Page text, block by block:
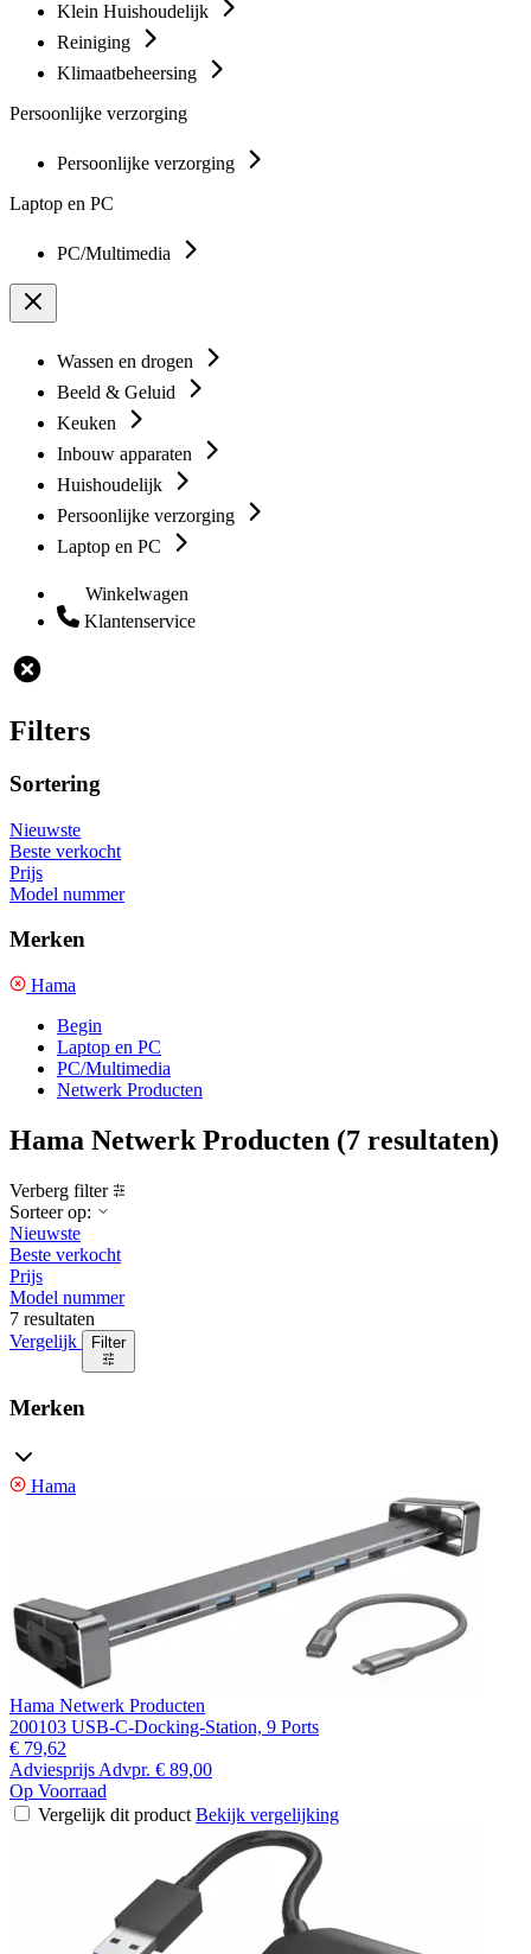
Klein Huishoudelijk
Reiniging
Klimaatbeheersing
Persoonlijke verzorging
Persoonlijke verzorging
Laptop en PC
PC/Multimedia
Wassen en drogen
Beeld & Geluid
Keuken
Inbouw apparaten
Huishoudelijk
Persoonlijke verzorging
Laptop en PC
Winkelwagen
Klantenservice
Filters
Sortering
Nieuwste
Beste verkocht
Prijs
Model nummer
Merken
Hama
Begin
Laptop en PC
PC/Multimedia
Netwerk Producten
Hama Netwerk Producten (7 resultaten)
Verberg filter
Sorteer op:
Nieuwste
Beste verkocht
Prijs
Model nummer
7 resultaten
Vergelijk
Filter
Merken
Hama
Hama Netwerk Producten
200103 USB-C-Docking-Station, 9 Ports
€ 79,62
Adviesprijs Advpr. € 89,00
Op Voorraad
Vergelijk dit product Bekijk vergelijking